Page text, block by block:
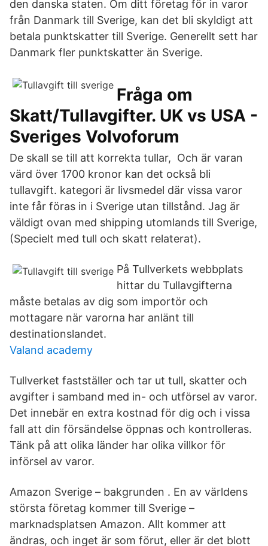
den danska staten. Om ditt företag för in varor
från Danmark till Sverige, kan det bli skyldigt att
betala punktskatter till Sverige. Generellt sett har
Danmark fler punktskatter än Sverige.
Fråga om
Skatt/Tullavgifter. UK vs USA -
Sveriges Volvoforum
De skall se till att korrekta tullar, Och är varan
värd över 1700 kronor kan det också bli
tullavgift. kategori är livsmedel där vissa varor
inte får föras in i Sverige utan tillstånd. Jag är
väldigt ovan med shipping utomlands till Sverige,
(Specielt med tull och skatt relaterat).
På Tullverkets webbplats
hittar du Tullavgifterna
måste betalas av dig som importör och
mottagare när varorna har anlänt till
destinationslandet.
Valand academy
Tullverket fastställer och tar ut tull, skatter och
avgifter i samband med in- och utförsel av varor.
Det innebär en extra kostnad för dig och i vissa
fall att din försändelse öppnas och kontrolleras.
Tänk på att olika länder har olika villkor för
införsel av varor.
Amazon Sverige – bakgrunden . En av världens
största företag kommer till Sverige –
marknadsplatsen Amazon. Allt kommer att
ändras, och inget är som förut, eller är det blott